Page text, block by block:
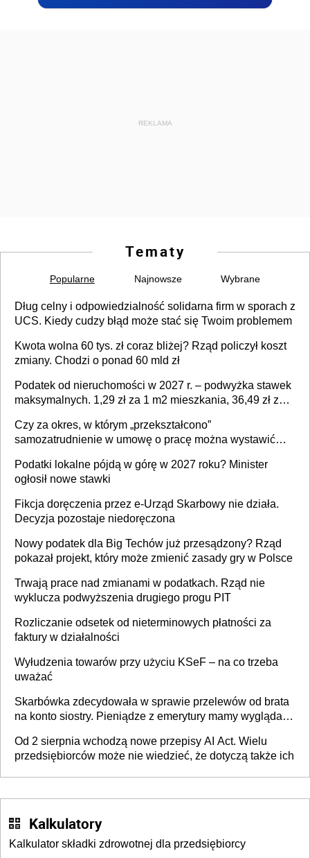
REKLAMA
Tematy
Popularne Najnowsze Wybrane
Dług celny i odpowiedzialność solidarna firm w sporach z
UCS. Kiedy cudzy błąd może stać się Twoim problemem
Kwota wolna 60 tys. zł coraz bliżej? Rząd policzył koszt
zmiany. Chodzi o ponad 60 mld zł
Podatek od nieruchomości w 2027 r. – podwyżka stawek
maksymalnych. 1,29 zł za 1 m2 mieszkania, 36,49 zł za 1
działalności gospodarczej
Czy za okres, w którym „przekształcono”
samozatrudnienie w umowę o pracę można wystawić
jedynym racjonalnym wyjściem
Podatki lokalne pójdą w górę w 2027 roku? Minister
ogłosił nowe stawki
Fikcja doręczenia przez e-Urząd Skarbowy nie działa.
Decyzja pozostaje niedoręczona
Nowy podatek dla Big Techów już przesądzony? Rząd
pokazał projekt, który może zmienić zasady gry w Polsce
Trwają prace nad zmianami w podatkach. Rząd nie
wyklucza podwyższenia drugiego progu PIT
Rozliczanie odsetek od nieterminowych płatności za
faktury w działalności
Wyłudzenia towarów przy użyciu KSeF – na co trzeba
uważać
Skarbówka zdecydowała w sprawie przelewów od brata
na konto siostry. Pieniądze z emerytury mamy wyglądały
Od 2 sierpnia wchodzą nowe przepisy AI Act. Wielu
przedsiębiorców może nie wiedzieć, że dotyczą także ich
Kalkulatory
Kalkulator składki zdrowotnej dla przedsiębiorcy